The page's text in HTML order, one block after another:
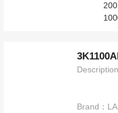
200
Brand：